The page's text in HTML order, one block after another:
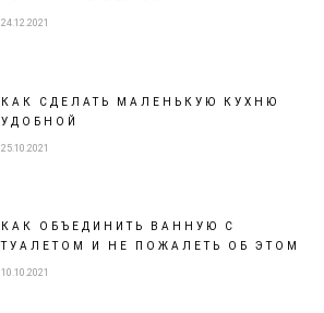
24.12.2021
КАК СДЕЛАТЬ МАЛЕНЬКУЮ КУХНЮ
УДОБНОЙ
25.10.2021
КАК ОБЪЕДИНИТЬ ВАННУЮ С
ТУАЛЕТОМ И НЕ ПОЖАЛЕТЬ ОБ ЭТОМ
10.10.2021